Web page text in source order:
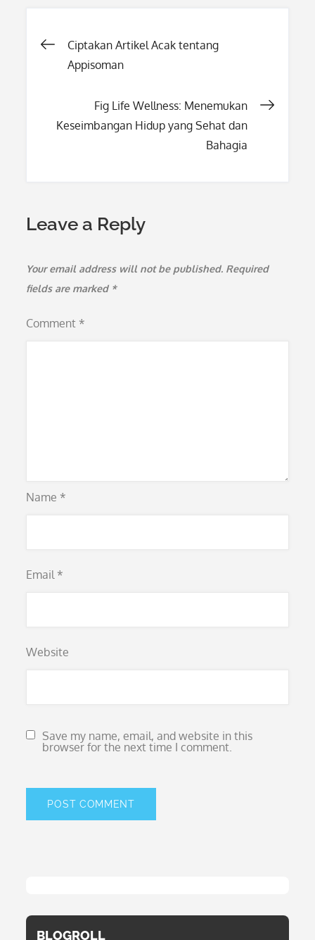
Post
Ciptakan Artikel Acak tentang
Appisoman
Fig Life Wellness: Menemukan
Keseimbangan Hidup yang Sehat dan
Bahagia
Leave a Reply
Your email address will not be published. Required
fields are marked *
Comment *
Name *
Email *
Website
Save my name, email, and website in this
browser for the next time I comment.
BLOGROLL